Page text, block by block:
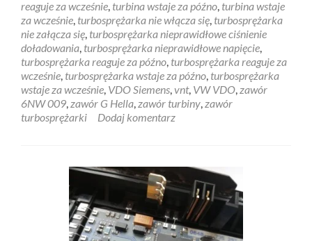
reaguje za wcześnie, turbina wstaje za późno, turbina wstaje
za wcześnie, turbosprężarka nie włącza się, turbosprężarka
nie załącza się, turbosprężarka nieprawidłowe ciśnienie
doładowania, turbosprężarka nieprawidłowe napięcie,
turbosprężarka reaguje za późno, turbosprężarka reaguje za
wcześnie, turbosprężarka wstaje za późno, turbosprężarka
wstaje za wcześnie, VDO Siemens,vnt, VW VDO,zawór
6NW 009,zawór G Hella,zawór turbiny,zawór
turbosprężarki
Dodaj komentarz